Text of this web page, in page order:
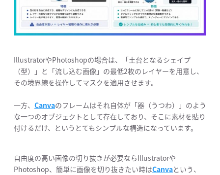
IllustratorやPhotoshopの場合は、「土台となるシェイプ
（型）」と「流し込む画像」の最低2枚のレイヤーを用意し、
その境界線を操作してマスクを適用させます。
一方、 Canvaのフレームはそれ自体が「器（うつわ）」のよう
な一つのオブジェクトとして存在しており、そこに素材を貼り
付けるだけ、というとてもシンプルな構造になっています。
自由度の高い画像の切り抜きが必要ならIllustratorや
Photoshop、簡単に画像を切り抜きたい時はCanvaという、